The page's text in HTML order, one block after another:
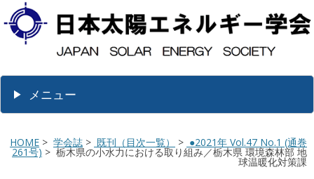
メニュー
HOME > 学会誌 > 既刊（目次一覧） > ●2021年 Vol.47 No.1 (通巻
261号) > 栃木県の小水力における取り組み／栃木県 環境森林部 地
球温暖化対策課